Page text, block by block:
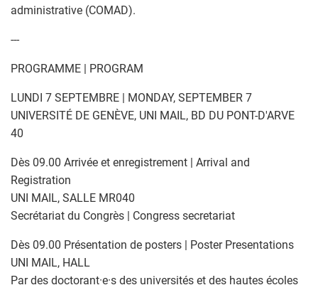
administrative (COMAD).
---
PROGRAMME | PROGRAM
LUNDI 7 SEPTEMBRE | MONDAY, SEPTEMBER 7
UNIVERSITÉ DE GENÈVE, UNI MAIL, BD DU PONT-D'ARVE
40
Dès 09.00 Arrivée et enregistrement | Arrival and
Registration
UNI MAIL, SALLE MR040
Secrétariat du Congrès | Congress secretariat
Dès 09.00 Présentation de posters | Poster Presentations
UNI MAIL, HALL
Par des doctorant·e·s des universités et des hautes écoles